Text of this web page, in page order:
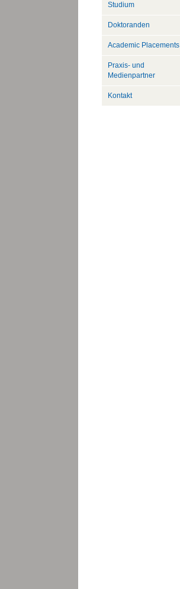
Studium
Doktoranden
Academic Placements
Praxis- und
Medienpartner
Kontakt